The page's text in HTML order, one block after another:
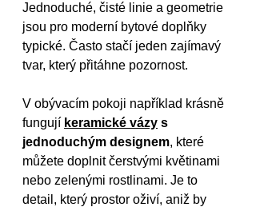
Jednoduché, čisté linie a geometrie
jsou pro moderní bytové doplňky
typické. Často stačí jeden zajímavý
tvar, který přitáhne pozornost.
V obývacím pokoji například krásně
fungují keramické vázy s
jednoduchým designem, které
můžete doplnit čerstvými květinami
nebo zelenými rostlinami. Je to
detail, který prostor oživí, aniž by